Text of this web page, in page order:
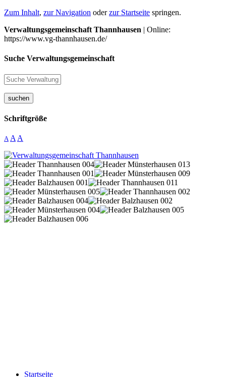
Zum Inhalt, zur Navigation oderzur Startseite springen.
Verwaltungsgemeinschaft Thannhausen | Online:
https://www.vg-thannhausen.de/
Suche Verwaltungsgemeinschaft
suchen
Schriftgröße
A A A
Startseite